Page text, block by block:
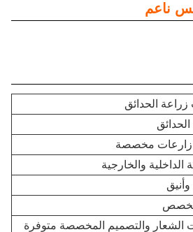
ناعم
الحدائق
زارعات مخصصة
الداخلية والخارجية
الشعار والتصميم المخصصة متوفرة